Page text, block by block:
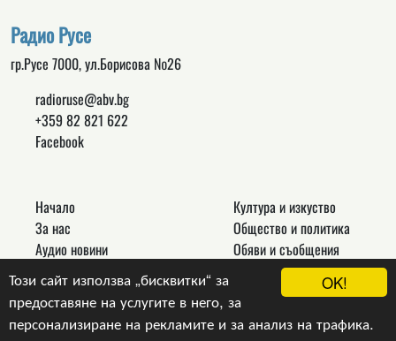
OK!
Този сайт използва „бисквитки“ за
предоставяне на услугите в него, за
персонализиране на рекламите и за анализ на трафика.
Радио Русе
гр.Русе 7000, ул.Борисова №26
radioruse@abv.bg
+359 82 821 622
Facebook
Начало
За нас
Аудио новини
Връзки
Контакти
Култура и изкуство
Общество и политика
Обяви и съобщения
Новини
Други